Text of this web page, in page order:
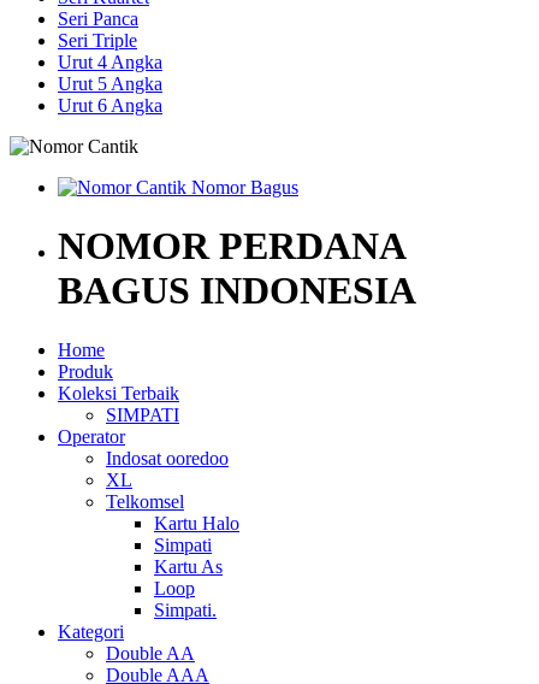
Seri Panca
Seri Triple
Urut 4 Angka
Urut 5 Angka
Urut 6 Angka
NOMOR PERDANA
BAGUS INDONESIA
Home
Produk
Koleksi Terbaik
SIMPATI
Operator
Indosat ooredoo
XL
Telkomsel
Kartu Halo
Simpati
Kartu As
Loop
Simpati.
Kategori
Double AA
Double AAA